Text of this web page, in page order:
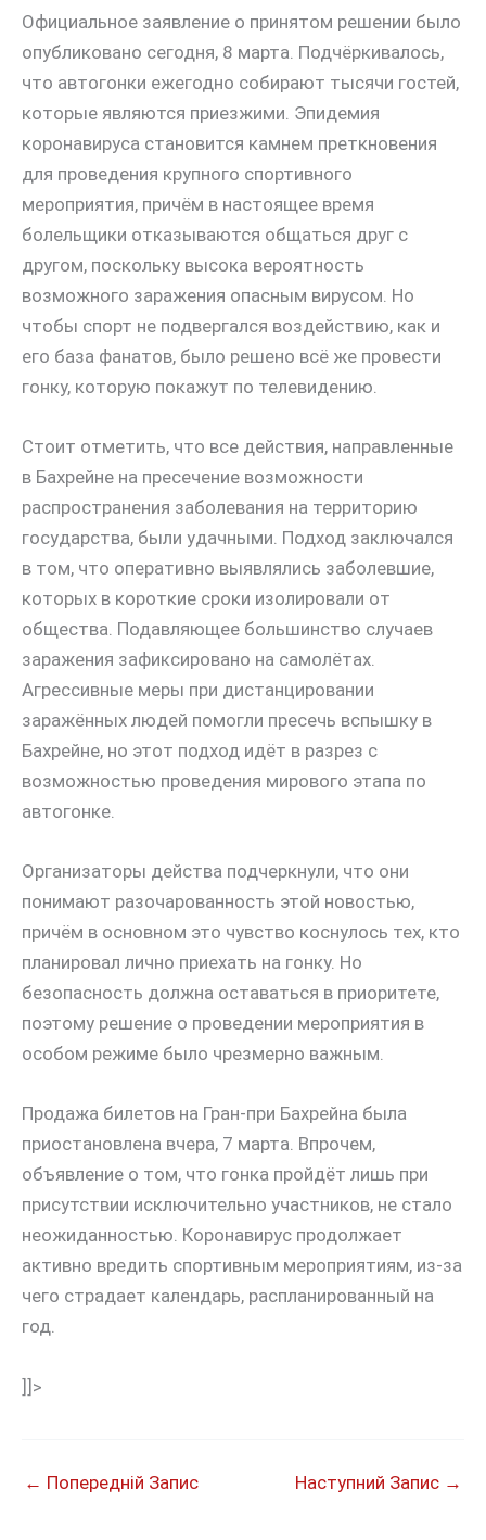
Официальное заявление о принятом решении было
опубликовано сегодня, 8 марта. Подчёркивалось,
что автогонки ежегодно собирают тысячи гостей,
которые являются приезжими. Эпидемия
коронавируса становится камнем преткновения
для проведения крупного спортивного
мероприятия, причём в настоящее время
болельщики отказываются общаться друг с
другом, поскольку высока вероятность
возможного заражения опасным вирусом. Но
чтобы спорт не подвергался воздействию, как и
его база фанатов, было решено всё же провести
гонку, которую покажут по телевидению.
Стоит отметить, что все действия, направленные
в Бахрейне на пресечение возможности
распространения заболевания на территорию
государства, были удачными. Подход заключался
в том, что оперативно выявлялись заболевшие,
которых в короткие сроки изолировали от
общества. Подавляющее большинство случаев
заражения зафиксировано на самолётах.
Агрессивные меры при дистанцировании
заражённых людей помогли пресечь вспышку в
Бахрейне, но этот подход идёт в разрез с
возможностью проведения мирового этапа по
автогонке.
Организаторы действа подчеркнули, что они
понимают разочарованность этой новостью,
причём в основном это чувство коснулось тех, кто
планировал лично приехать на гонку. Но
безопасность должна оставаться в приоритете,
поэтому решение о проведении мероприятия в
особом режиме было чрезмерно важным.
Продажа билетов на Гран-при Бахрейна была
приостановлена вчера, 7 марта. Впрочем,
объявление о том, что гонка пройдёт лишь при
присутствии исключительно участников, не стало
неожиданностью. Коронавирус продолжает
активно вредить спортивным мероприятиям, из-за
чего страдает календарь, распланированный на
год.
]]>
← Попередній Запис Наступний Запис →